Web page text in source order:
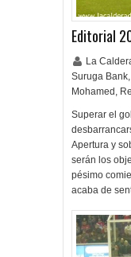
Editorial
La
Suruga Bank,
Mohamed ,
Superar el
Apertura y
serán los
pésimo
acaba de